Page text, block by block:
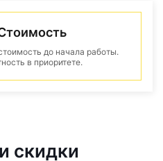
до начала работы.
в приоритете.
скидки